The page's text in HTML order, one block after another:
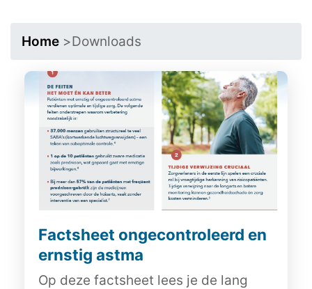
Home >Downloads
Factsheet ongecontroleerd en
ernstig astma
Op deze factsheet lees je de lang